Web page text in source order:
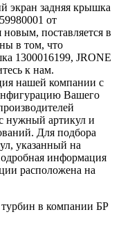
экран задняя крышка
от
новым, поставляется в
в том, что
1300016199, JRONE
к нам.
нашей компании с
Вашего
нужный артикул и
Для подбора
указанный на
информация
расположена на
в компании БР